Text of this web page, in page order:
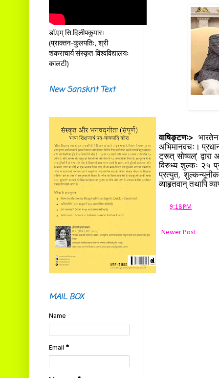
वाषिङ्टणः>भारतेन
अभिमानवचः।
ट्रूत् सोष्यल्' द्वारा
विरुध्य शुल्कः २५
प्रत्युत,
व्याहृतवान् तथापि
9:18 PM
Newer Post
डॉ.एम् सि.दिलीपकुमारः
(प्राक्तन-कुलपतिः, श्री
शंकराचार्य संस्कृत-विश्वविद्यालयः
कालटी)
New Sanskrit Text
MAIL BOX
Name
Email *